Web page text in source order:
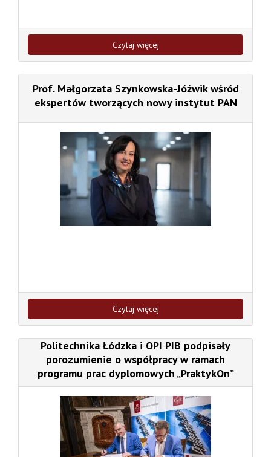
Czytaj więcej
Prof. Małgorzata Szynkowska-Jóźwik wśród
ekspertów tworzących nowy instytut PAN
Czytaj więcej
Politechnika Łódzka i OPI PIB podpisały
porozumienie o współpracy w ramach
programu prac dyplomowych „PraktykOn”